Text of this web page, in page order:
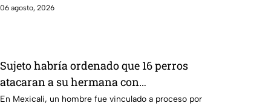
pierda un brazo.
06 agosto, 2026
Sujeto habría ordenado que 16 perros
atacaran a su hermana con
discapacidad en Mexicali, BC
En Mexicali, un hombre fue vinculado a proceso por